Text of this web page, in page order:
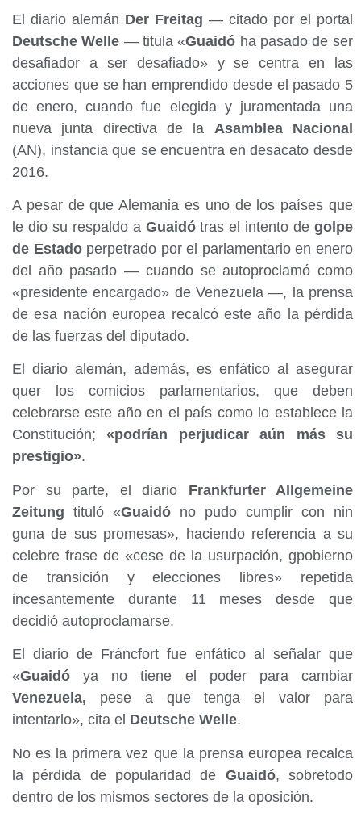
El diario alemán Der Freitag — citado por el portal
Deutsche Welle — titula «Guaidó ha pasado de ser
desafiador a ser desafiado» y se centra en las
acciones que se han emprendido desde el pasado 5
de enero, cuando fue elegida y juramentada una
nueva junta directiva de la Asamblea Nacional
(AN), instancia que se encuentra en desacato desde
2016.
A pesar de que Alemania es uno de los países que
le dio su respaldo a Guaidótras el intento de golpe
de Estadoperpetrado por el parlamentario en enero
del año pasado — cuando se autoproclamó como
«presidente encargado» de Venezuela —, la prensa
de esa nación europea recalcó este año la pérdida
de las fuerzas del diputado.
El diario alemán, además, es enfático al asegurar
quer los comicios parlamentarios, que deben
celebrarse este año en el país como lo establece la
Constitución; «podrían perjudicar aún más su
prestigio».
Por su parte, el diario Frankfurter Allgemeine
Zeitung tituló «Guaidó no pudo cumplir con nin
guna de sus promesas», haciendo referencia a su
celebre frase de «cese de la usurpación, gpobierno
de transición y elecciones libres» repetida
incesantemente durante 11 meses desde que
decidió autoproclamarse.
El diario de Fráncfort fue enfático al señalar que
«Guaidó ya no tiene el poder para cambiar
Venezuela, pese a que tenga el valor para
intentarlo», cita el Deutsche Welle.
No es la primera vez que la prensa europea recalca
la pérdida de popularidad de Guaidó, sobretodo
dentro de los mismos sectores de la oposición.